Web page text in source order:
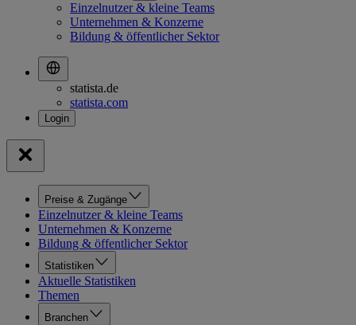
Einzelnutzer & kleine Teams
Unternehmen & Konzerne
Bildung & öffentlicher Sektor
statista.de
statista.com
Preise & Zugänge
Einzelnutzer & kleine Teams
Unternehmen & Konzerne
Bildung & öffentlicher Sektor
Statistiken
Aktuelle Statistiken
Themen
Branchen